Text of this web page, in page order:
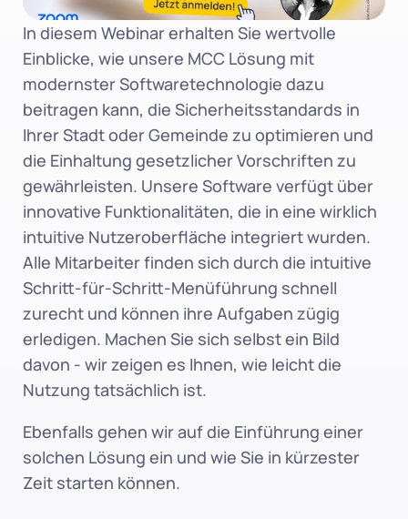
In diesem Webinar erhalten Sie wertvolle
Einblicke, wie unsere MCC Lösung mit
modernster Softwaretechnologie dazu
beitragen kann, die Sicherheitsstandards in
Ihrer Stadt oder Gemeinde zu optimieren und
die Einhaltung gesetzlicher Vorschriften zu
gewährleisten. Unsere Software verfügt über
innovative Funktionalitäten, die in eine wirklich
intuitive Nutzeroberfläche integriert wurden.
Alle Mitarbeiter finden sich durch die intuitive
Schritt-für-Schritt-Menüführung schnell
zurecht und können ihre Aufgaben zügig
erledigen. Machen Sie sich selbst ein Bild
davon - wir zeigen es Ihnen, wie leicht die
Nutzung tatsächlich ist.
Ebenfalls gehen wir auf die Einführung einer
solchen Lösung ein und wie Sie in kürzester
Zeit starten können.